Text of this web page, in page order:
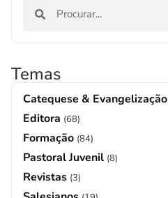
Temas
Catequese & Evangelização
Editora (68)
Formação (84)
Pastoral Juvenil (8)
Revistas (3)